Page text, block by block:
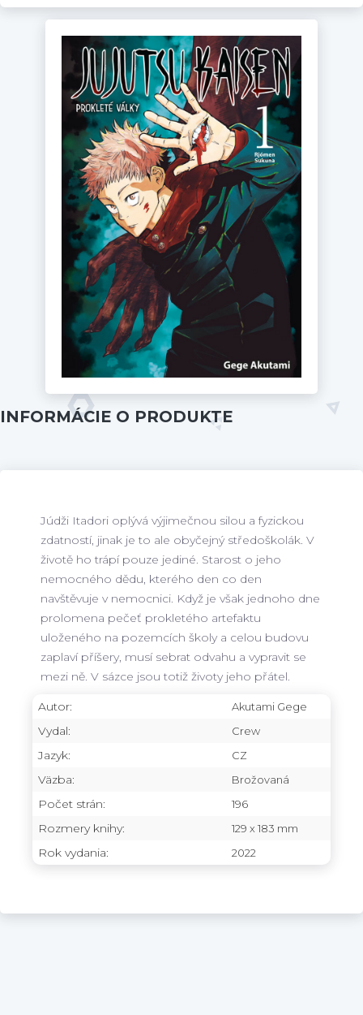
INFORMÁCIE O PRODUKTE
Júdži Itadori oplývá výjimečnou silou a fyzickou
zdatností, jinak je to ale obyčejný středoškolák. V
životě ho trápí pouze jediné. Starost o jeho
nemocného dědu, kterého den co den
navštěvuje v nemocnici. Když je však jednoho dne
prolomena pečeť prokletého artefaktu
uloženého na pozemcích školy a celou budovu
zaplaví příšery, musí sebrat odvahu a vypravit se
mezi ně. V sázce jsou totiž životy jeho přátel.
Autor: Akutami Gege
Vydal: Crew
Jazyk: CZ
Väzba: Brožovaná
Počet strán: 196
Rozmery knihy: 129 x 183 mm
Rok vydania: 2022